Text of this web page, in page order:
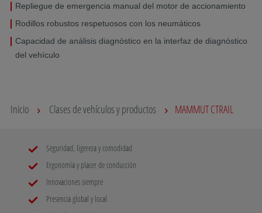
Repliegue de emergencia manual del motor de accionamiento
Rodillos robustos respetuosos con los neumáticos
Capacidad de análisis diagnóstico en la interfaz de diagnóstico
del vehículo
Inicio Clases de vehículos y productos MAMMUT CTRAIL
Seguridad, ligereza y comodidad
Ergonomía y placer de conducción
Innovaciones siempre
Presencia global y local